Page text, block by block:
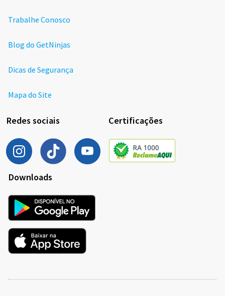
Trabalhe Conosco
Blog do GetNinjas
Dicas de Segurança
Mapa do Site
Redes sociais Certificações
Downloads